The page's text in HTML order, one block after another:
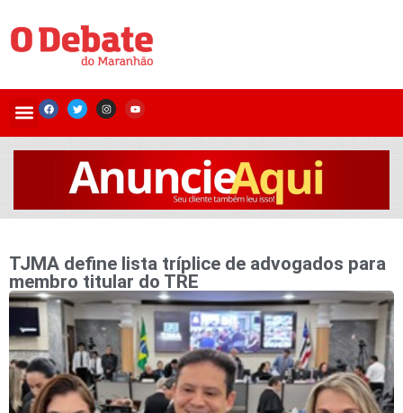
TJMA define lista tríplice de advogados para
membro titular do TRE